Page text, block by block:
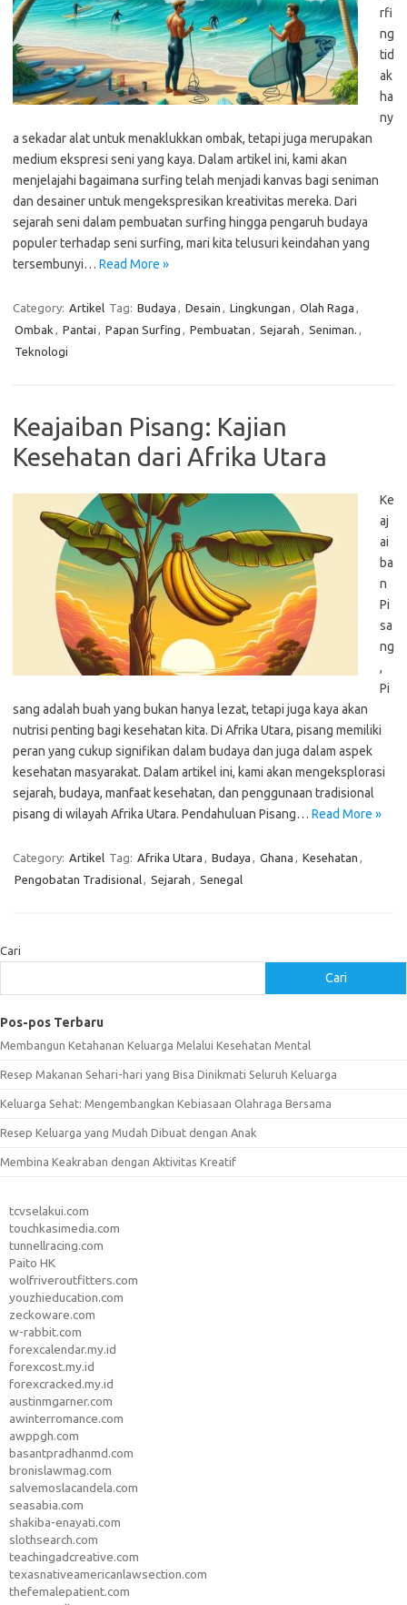
rfi
ng
tid
ak
ha
ny
a sekadar alat untuk menaklukkan ombak, tetapi juga merupakan
medium ekspresi seni yang kaya. Dalam artikel ini, kami akan
menjelajahi bagaimana surfing telah menjadi kanvas bagi seniman
dan desainer untuk mengekspresikan kreativitas mereka. Dari
sejarah seni dalam pembuatan surfing hingga pengaruh budaya
populer terhadap seni surfing, mari kita telusuri keindahan yang
tersembunyi… Read More »
Category: Artikel Tag: Budaya , Desain , Lingkungan , Olah Raga ,
Ombak , Pantai , Papan Surfing , Pembuatan , Sejarah , Seniman. ,
Teknologi
Keajaiban Pisang: Kajian
Kesehatan dari Afrika Utara
Ke
aj
ai
ba
n
Pi
sa
ng
,
Pi
sang adalah buah yang bukan hanya lezat, tetapi juga kaya akan
nutrisi penting bagi kesehatan kita. Di Afrika Utara, pisang memiliki
peran yang cukup signifikan dalam budaya dan juga dalam aspek
kesehatan masyarakat. Dalam artikel ini, kami akan mengeksplorasi
sejarah, budaya, manfaat kesehatan, dan penggunaan tradisional
pisang di wilayah Afrika Utara. Pendahuluan Pisang… Read More »
Category: Artikel Tag: Afrika Utara , Budaya , Ghana , Kesehatan ,
Pengobatan Tradisional, Sejarah , Senegal
Cari
Cari
Pos-pos Terbaru
Membangun Ketahanan Keluarga Melalui Kesehatan Mental
Resep Makanan Sehari-hari yang Bisa Dinikmati Seluruh Keluarga
Keluarga Sehat: Mengembangkan Kebiasaan Olahraga Bersama
Resep Keluarga yang Mudah Dibuat dengan Anak
Membina Keakraban dengan Aktivitas Kreatif
tcvselakui.com
touchkasimedia.com
tunnellracing.com
Paito HK
wolfriveroutfitters.com
youzhieducation.com
zeckoware.com
w-rabbit.com
forexcalendar.my.id
forexcost.my.id
forexcracked.my.id
austinmgarner.com
awinterromance.com
awppgh.com
basantpradhanmd.com
bronislawmag.com
salvemoslacandela.com
seasabia.com
shakiba-enayati.com
slothsearch.com
teachingadcreative.com
texasnativeamericanlawsection.com
thefemalepatient.com